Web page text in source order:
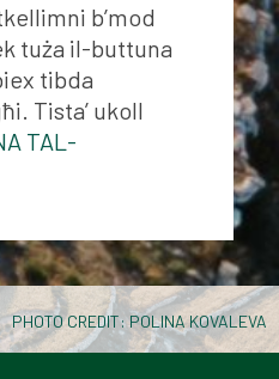
b’mod
tuża il-buttuna
tibda
Tista’ ukoll
TAL-
PHOTO CREDIT: POLINA KOVALEVA